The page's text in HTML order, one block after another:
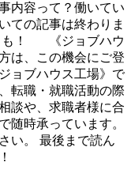
内容って？働いてい
ての記事は終わりま
も！ 《ジョブハウ
は、この機会にご登
ョブハウス工場》で
転職・就職活動の際
談や、求職者様に合
随時承っています。
い。 最後まで読ん